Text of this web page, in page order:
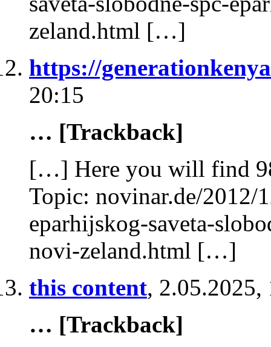
zeland.html […]
https://
20:15
… [Trackback]
[…] Here you will find
Topic: novinar.de/2012/
eparhijskog-saveta-
novi-zeland.html […]
this content, 2.05.2025,
… [Trackback]